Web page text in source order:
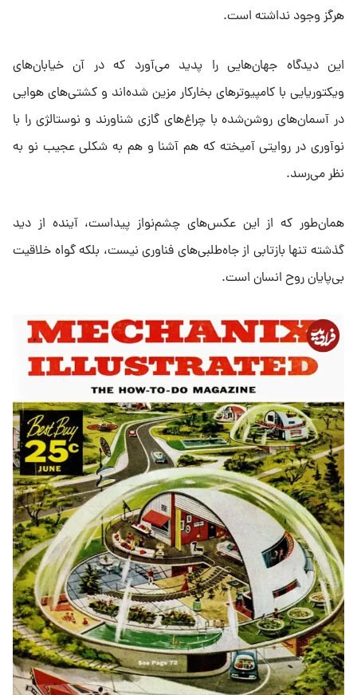
هرگز وجود نداشته است.
این دیدگاه جهان‌هایی را پدید می‌آورد که در آن خیابان‌های
ویکتوریایی با کامپیوترهای بخارکار مزین شده‌اند و کشتی‌های هوایی
در آسمان‌های روشن‌شده با چراغ‌های گازی شناورند و نوستالژی را با
نوآوری در روایتی آمیخته که هم آشنا و هم به شکلی عجیب نو به
نظر می‌رسد.
همان‌طور که از این عکس‌های چشم‌نواز پیداست، آینده از دید
گذشته تنها بازتابی از جاه‌طلبی‌های فناوری نیست، بلکه گواه خلاقیت
بی‌پایان روح انسان است.